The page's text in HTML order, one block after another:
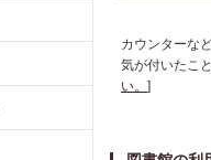
カウンターな
気が付いたこ
い。 ]